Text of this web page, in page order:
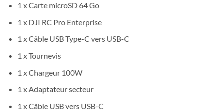
1 x Carte microSD 64 Go
1 x DJI RC Pro Enterprise
1 x Câble USB Type-C vers USB-C
1 x Tournevis
1 x Chargeur 100W
1 x Adaptateur secteur
1 x Câble USB vers USB-C